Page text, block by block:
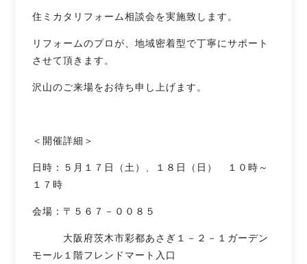
住ミカタリフォーム相談会を実施致します。
リフォームのプロが、地域密着型で丁寧にサポート
させて頂きます。
沢山のご来場をお待ち申し上げます。
＜開催詳細＞
日時：５月１７日（土）、１８日（日） １０時～
１７時
会場：〒５６７－００８５
大阪府茨木市彩都あさぎ１－２－１ガーデン
モール１階フレンドマート入口